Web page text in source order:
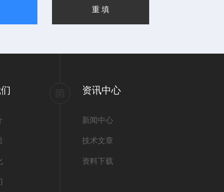
资讯中心
新闻中心
技术文章
资料下载